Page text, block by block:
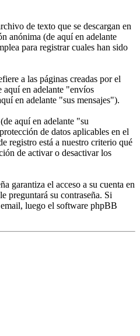
de texto que se descargan en
anónima (de aquí en adelante
para registrar cuales han sido
a las páginas creadas por el
aquí en adelante "envíos
en adelante "sus mensajes").
aquí en adelante "su
de datos aplicables en el
registro está a nuestro criterio qué
de activar o desactivar los
garantiza el acceso a su cuenta en
preguntará su contraseña. Si
luego el software phpBB